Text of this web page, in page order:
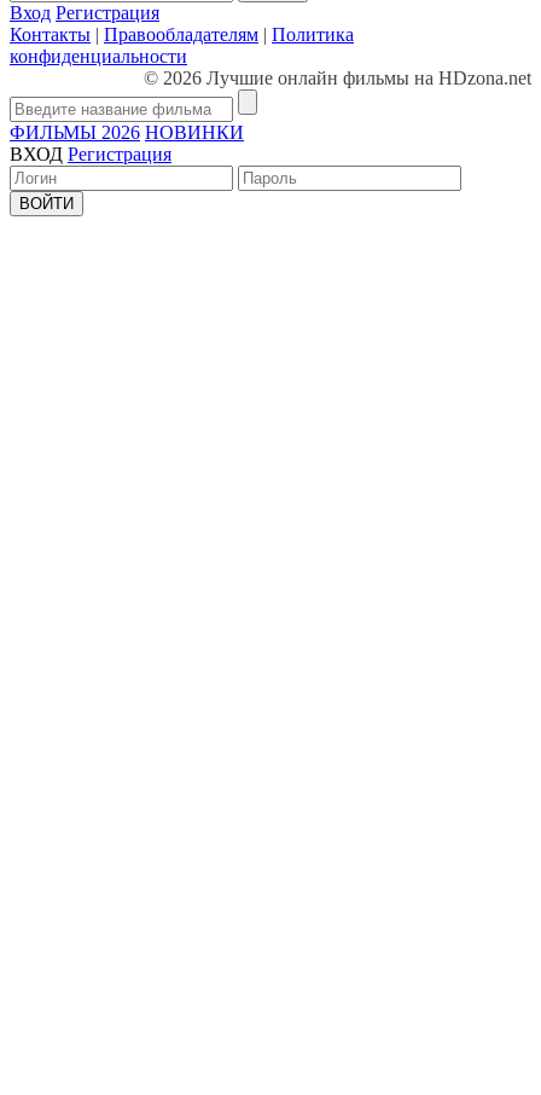
Вход Регистрация
Контакты | Правообладателям | Политика
конфиденциальности
© 2026 Лучшие онлайн фильмы на HDzona.net
ФИЛЬМЫ 2026 НОВИНКИ
ВХОД Регистрация